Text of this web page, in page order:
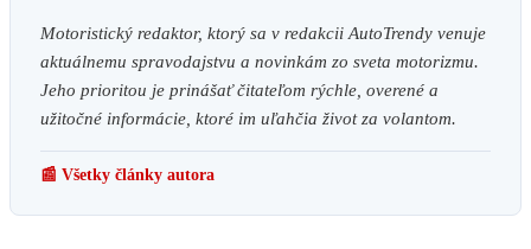
Motoristický redaktor, ktorý sa v redakcii AutoTrendy venuje
aktuálnemu spravodajstvu a novinkám zo sveta motorizmu.
Jeho prioritou je prinášať čitateľom rýchle, overené a
užitočné informácie, ktoré im uľahčia život za volantom.
📰 Všetky články autora